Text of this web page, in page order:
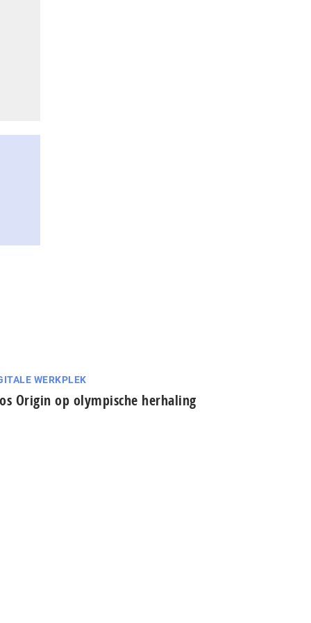
WERKPLEK
Origin op olympische herhaling